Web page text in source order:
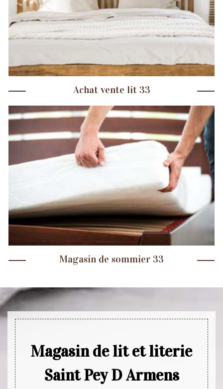
Achat vente lit 33
Magasin de sommier 33
Magasin de lit et literie
Saint Pey D Armens